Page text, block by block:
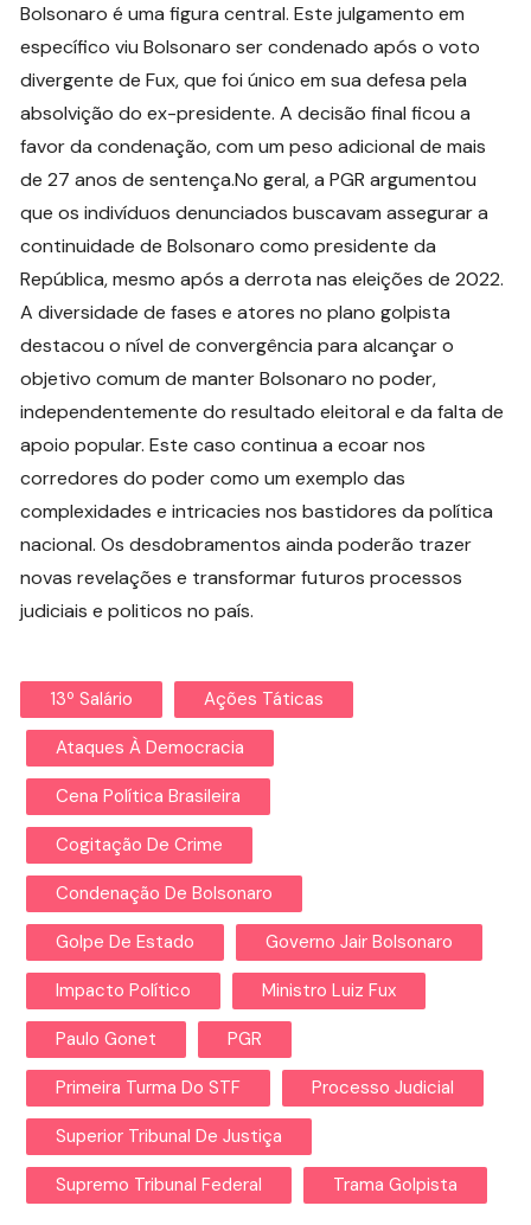
Bolsonaro é uma figura central. Este julgamento em
específico viu Bolsonaro ser condenado após o voto
divergente de Fux, que foi único em sua defesa pela
absolvição do ex-presidente. A decisão final ficou a
favor da condenação, com um peso adicional de mais
de 27 anos de sentença.No geral, a PGR argumentou
que os indivíduos denunciados buscavam assegurar a
continuidade de Bolsonaro como presidente da
República, mesmo após a derrota nas eleições de 2022.
A diversidade de fases e atores no plano golpista
destacou o nível de convergência para alcançar o
objetivo comum de manter Bolsonaro no poder,
independentemente do resultado eleitoral e da falta de
apoio popular. Este caso continua a ecoar nos
corredores do poder como um exemplo das
complexidades e intricacies nos bastidores da política
nacional. Os desdobramentos ainda poderão trazer
novas revelações e transformar futuros processos
judiciais e politicos no país.
13º Salário Ações Táticas
Ataques À Democracia
Cena Política Brasileira
Cogitação De Crime
Condenação De Bolsonaro
Golpe De Estado Governo Jair Bolsonaro
Impacto Político Ministro Luiz Fux
Paulo Gonet PGR
Primeira Turma Do STF Processo Judicial
Superior Tribunal De Justiça
Supremo Tribunal Federal Trama Golpista